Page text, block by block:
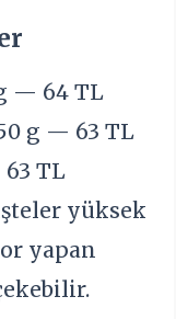
— 64 TL
g — 63 TL
TL
yüksek
yapan